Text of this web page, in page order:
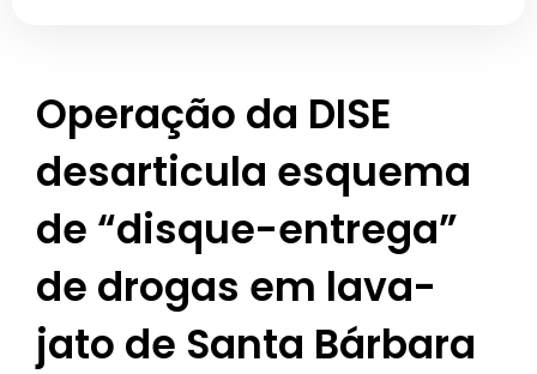
Operação da DISE
desarticula esquema
de “disque-entrega”
de drogas em lava-
jato de Santa Bárbara